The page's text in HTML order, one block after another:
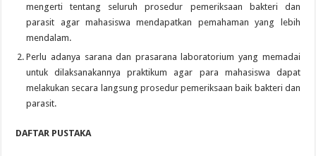
mengerti tentang seluruh prosedur pemeriksaan bakteri dan
parasit agar mahasiswa mendapatkan pemahaman yang lebih
mendalam.
Perlu adanya sarana dan prasarana laboratorium yang memadai
untuk dilaksanakannya praktikum agar para mahasiswa dapat
melakukan secara langsung prosedur pemeriksaan baik bakteri dan
parasit.
DAFTAR PUSTAKA